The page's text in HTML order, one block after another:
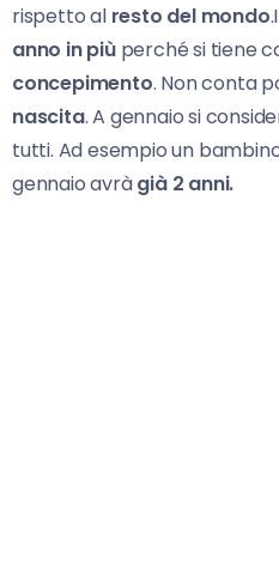
rispetto al resto del mondo.I
anno in piùperché si tiene
concepimento. Non conta
nascita. A gennaio si
tutti. Ad esempio un
gennaio avràgià 2 anni.